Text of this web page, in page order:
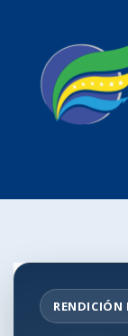
RENDICIÓN